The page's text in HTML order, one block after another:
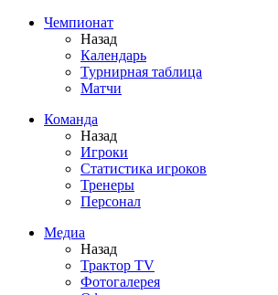
Чемпионат
Назад
Календарь
Турнирная таблица
Матчи
Команда
Назад
Игроки
Статистика игроков
Тренеры
Персонал
Медиа
Назад
Трактор TV
Фотогалерея